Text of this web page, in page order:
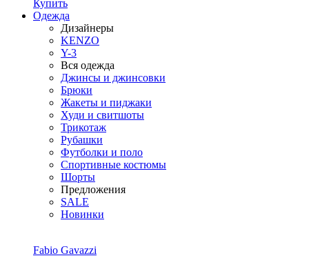
Купить
Одежда
Дизайнеры
KENZO
Y-3
Вся одежда
Джинсы и джинсовки
Брюки
Жакеты и пиджаки
Худи и свитшоты
Трикотаж
Рубашки
Футболки и поло
Спортивные костюмы
Шорты
Предложения
SALE
Новинки
Fabio Gavazzi